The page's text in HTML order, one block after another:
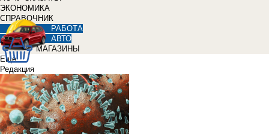
ЭКОНОМИКА
СПРАВОЧНИК
РАБОТА
АВТО
МАГАЗИНЫ
Еще
Редакция